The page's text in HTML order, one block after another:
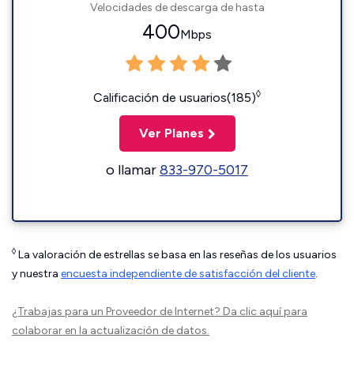
Velocidades de descarga de hasta
400Mbps
Calificación de usuarios(185)◊
Ver Planes
o llamar833-970-5017
◊ La valoración de estrellas se basa en las reseñas de los usuarios
y nuestra encuesta independiente de satisfacción del cliente.
¿Trabajas para un Proveedor de Internet? Da clic aquípara
colaborar en la actualización de datos.